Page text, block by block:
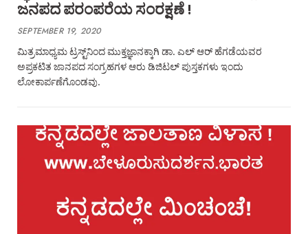
ಜನಪದ ಪರಂಪರೆಯ ಸಂರಕ್ಷಣೆ !
SEPTEMBER 19, 2020
ಮಿತ್ರಮಾಧ್ಯಮ ಟ್ರಸ್ಟ್‌ನಿಂದ ಮುಕ್ತಜ್ಞಾನಕ್ಕಾಗಿ ಡಾ. ಎಲ್‌ ಆರ್‌ ಹೆಗಡೆಯವರ
ಅಪ್ರಕಟಿತ ಜಾನಪದ ಸಂಗ್ರಹಗಳ ಆರು ಡಿಜಿಟಲ್‌ ಪುಸ್ತಕಗಳು ಇಂದು
ಲೋಕಾರ್ಪಣೆಗೊಂಡವು.